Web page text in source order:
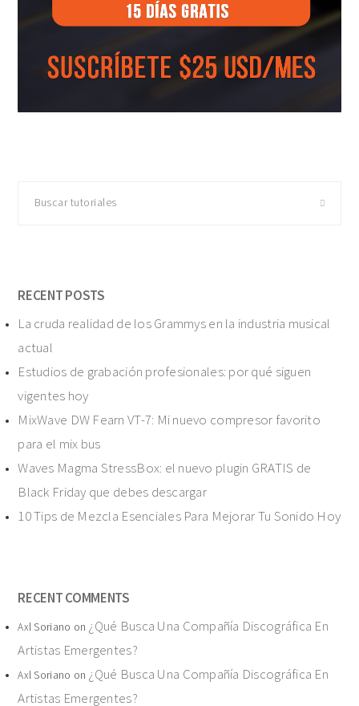
tutoriales
RECENT POSTS
La cruda realidad de los Grammys en la industria musical
actual
Estudios de grabación profesionales: por qué siguen
vigentes hoy
MixWave DW Fearn VT-7: Mi nuevo compresor favorito
para el mix bus
Waves Magma StressBox: el nuevo plugin GRATIS de
Black Friday que debes descargar
10 Tips de Mezcla Esenciales Para Mejorar Tu Sonido Hoy
RECENT COMMENTS
Axl Soriano on ¿Qué Busca Una Compañía Discográfica En
Artistas Emergentes?
Axl Soriano on ¿Qué Busca Una Compañía Discográfica En
Artistas Emergentes?